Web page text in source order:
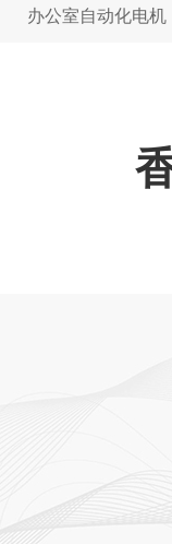
办公室自动化电机